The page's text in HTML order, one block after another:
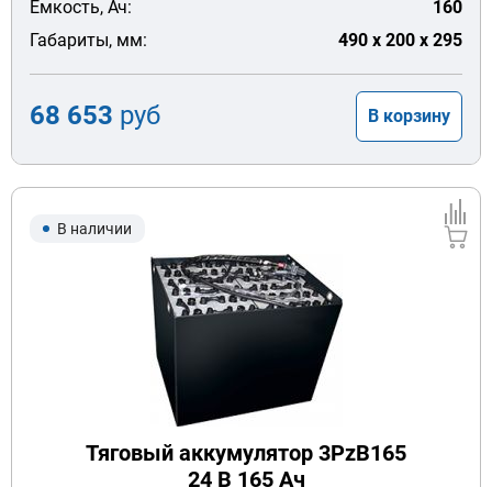
Емкость, Ач:
160
Габариты, мм:
490 x 200 x 295
68 653 руб В корзину
В наличии
Тяговый аккумулятор 3PzB165
24 В 165 Ач